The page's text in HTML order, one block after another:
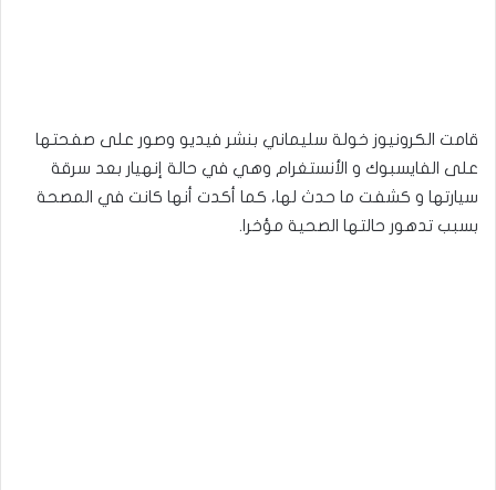
قامت الكرونيوز خولة سليماني بنشر فيديو وصور على صفحتها
على الفايسبوك و الأنستغرام وهي في حالة إنهيار بعد سرقة
سيارتها و كشفت ما حدث لها، كما أكدت أنها كانت في المصحة
بسبب تدهور حالتها الصحية مؤخرا.